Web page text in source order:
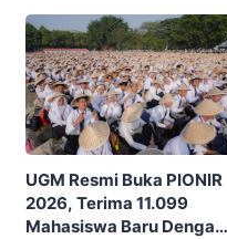
UGM Resmi Buka PIONIR
2026, Terima 11.099
Mahasiswa Baru Dengan